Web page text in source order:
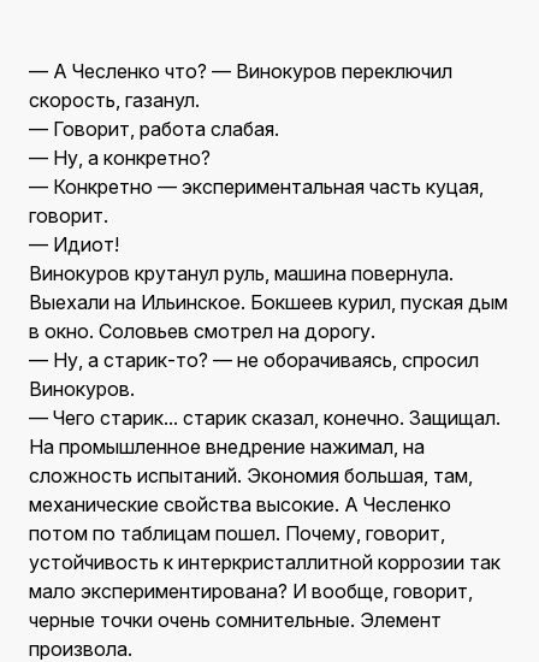
— А Чесленко что? — Винокуров переключил
скорость, газанул.
— Говорит, работа слабая.
— Ну, а конкретно?
— Конкретно — экспериментальная часть куцая,
говорит.
— Идиот!
Винокуров крутанул руль, машина повернула.
Выехали на Ильинское. Бокшеев курил, пуская дым
в окно. Соловьев смотрел на дорогу.
— Ну, а старик-то? — не оборачиваясь, спросил
Винокуров.
— Чего старик... старик сказал, конечно. Защищал.
На промышленное внедрение нажимал, на
сложность испытаний. Экономия большая, там,
механические свойства высокие. А Чесленко
потом по таблицам пошел. Почему, говорит,
устойчивость к интеркристаллитной коррозии так
мало экспериментирована? И вообще, говорит,
черные точки очень сомнительные. Элемент
произвола.